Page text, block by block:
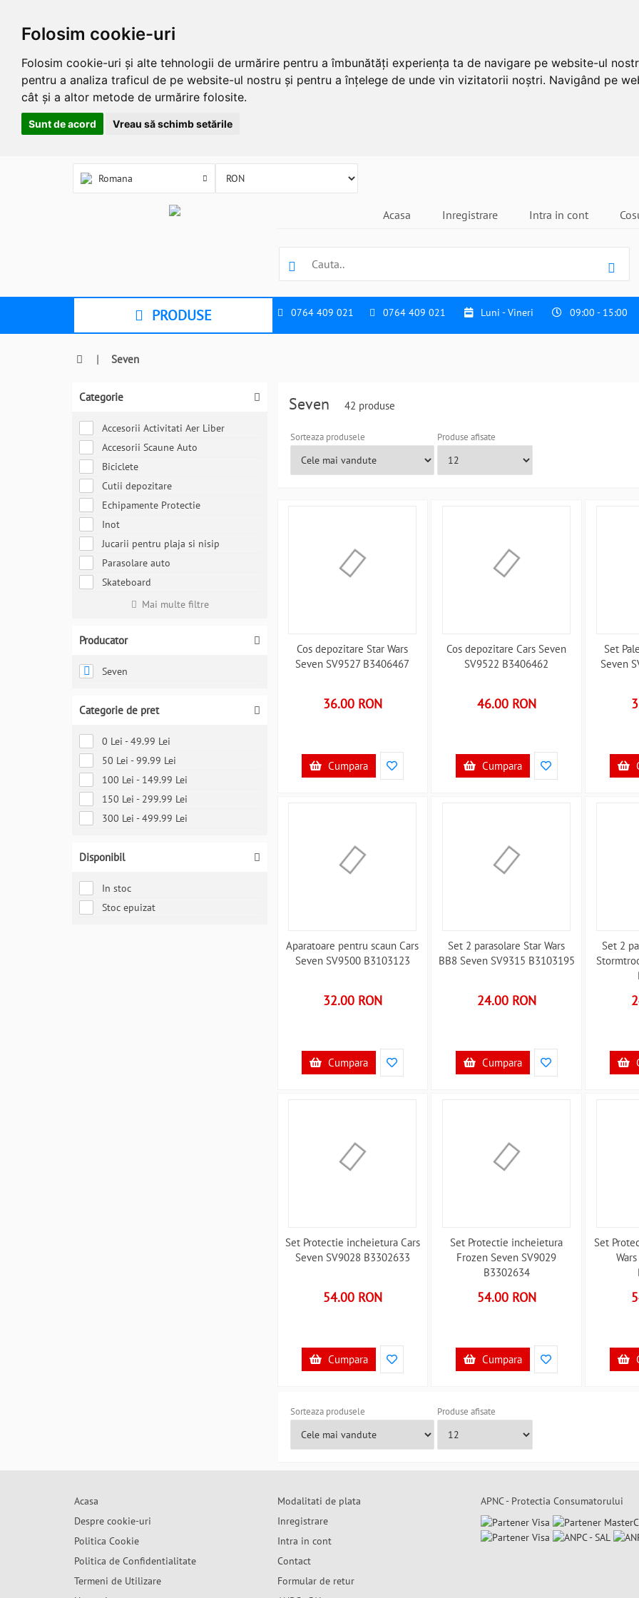
Folosim cookie-uri
Folosim cookie-uri și alte tehnologii de urmărire pentru a îmbunătăți experiența ta de navigare pe website-ul
pentru a analiza traficul de pe website-ul nostru și pentru a înțelege de unde vin vizitatorii noștri. Navigând pe
cât și a altor metode de urmărire folosite.
Sunt de acord Vreau să schimb setările
Romana
Acasa Inregistrare Intra in cont
PRODUSE 0764 409 021 0764 409 021 Luni - Vineri 09:00 - 15:00
| Seven
Categorie
Accesorii Activitati Aer Liber
Accesorii Scaune Auto
Biciclete
Cutii depozitare
Echipamente Protectie
Inot
Jucarii pentru plaja si nisip
Parasolare auto
Skateboard
Mai multe filtre
Producator
Seven
Categorie de pret
0 Lei - 49.99 Lei
50 Lei - 99.99 Lei
100 Lei - 149.99 Lei
150 Lei - 299.99 Lei
300 Lei - 499.99 Lei
Disponibil
In stoc
Stoc epuizat
Seven 42 produse
Sorteaza produsele Produse afisate
Cos depozitare Star Wars
Seven SV9527 B3406467
36.00 RON
Cumpara
Cos depozitare Cars Seven
SV9522 B3406462
46.00 RON
Cumpara
Set
Seven
Aparatoare pentru scaun Cars
Seven SV9500 B3103123
32.00 RON
Cumpara
Set 2 parasolare Star Wars
BB8 Seven SV9315 B3103195
24.00 RON
Cumpara
Set 2
Set Protectie incheietura Cars
Seven SV9028 B3302633
54.00 RON
Cumpara
Set Protectie incheietura
Frozen Seven SV9029
B3302634
54.00 RON
Cumpara
Set
Sorteaza produsele Produse afisate
Acasa
Despre cookie-uri
Politica Cookie
Politica de Confidentialitate
Termeni de Utilizare
Modalitati de plata
Inregistrare
Intra in cont
Contact
Formular de retur
APNC - Protectia Consumatorului